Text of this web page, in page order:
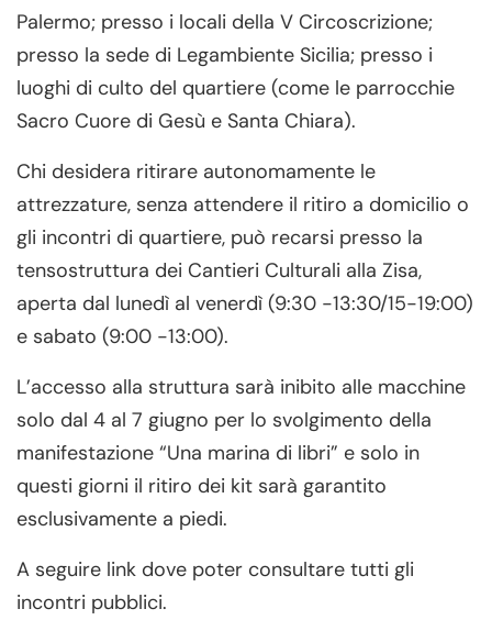
Palermo; presso i locali della V Circoscrizione;
presso la sede di Legambiente Sicilia; presso i
luoghi di culto del quartiere (come le parrocchie
Sacro Cuore di Gesù e Santa Chiara).
Chi desidera ritirare autonomamente le
attrezzature, senza attendere il ritiro a domicilio o
gli incontri di quartiere, può recarsi presso la
tensostruttura dei Cantieri Culturali alla Zisa,
aperta dal lunedì al venerdì (9:30 -13:30/15-19:00)
e sabato (9:00 -13:00).
L’accesso alla struttura sarà inibito alle macchine
solo dal 4 al 7 giugno per lo svolgimento della
manifestazione “Una marina di libri” e solo in
questi giorni il ritiro dei kit sarà garantito
esclusivamente a piedi.
A seguire link dove poter consultare tutti gli
incontri pubblici.